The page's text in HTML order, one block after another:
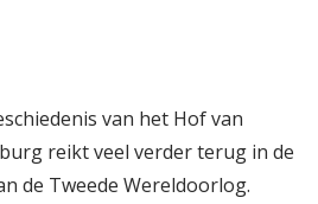
van het Hof van
reikt veel verder terug in de
de Tweede Wereldoorlog.